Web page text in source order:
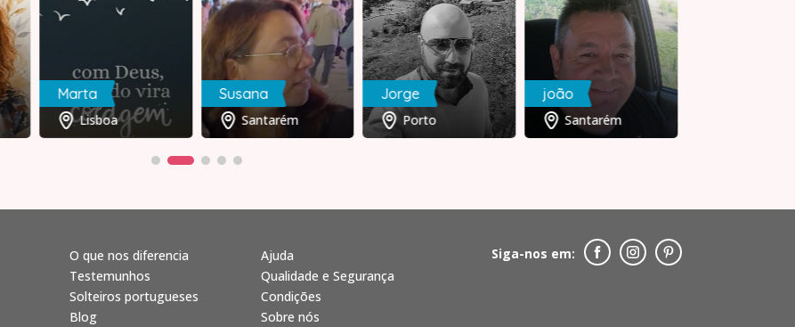
Marta
Lisboa
Susana
Santarém
Jorge
Porto
joão
Santarém
O que nos diferencia
Testemunhos
Solteiros portugueses
Blog
Ajuda
Qualidade e Segurança
Condições
Sobre nós
Siga-nos em: